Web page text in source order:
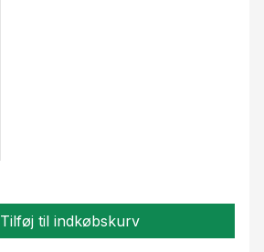
Tilføj til indkøbskurv